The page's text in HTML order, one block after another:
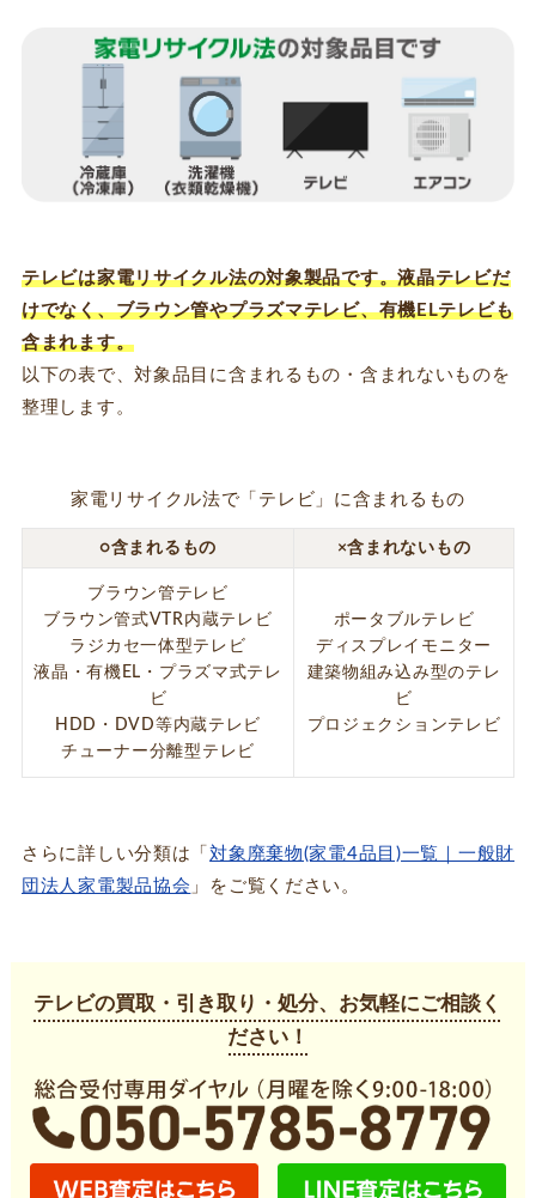
テレビは家電リサイクル法の対象製品です。液晶テレビだ
けでなく、ブラウン管やプラズマテレビ、有機ELテレビも
含まれます。
以下の表で、対象品目に含まれるもの・含まれないものを
整理します。
家電リサイクル法で「テレビ」に含まれるもの
○含まれるもの ×含まれないもの
ブラウン管テレビ
ブラウン管式VTR内蔵テレビ
ラジカセ一体型テレビ
液晶・有機EL・プラズマ式テレ
ビ
HDD・DVD等内蔵テレビ
チューナー分離型テレビ
ポータブルテレビ
ディスプレイモニター
建築物組み込み型のテレ
ビ
プロジェクションテレビ
さらに詳しい分類は「対象廃棄物(家電4品目)一覧｜一般財
団法人家電製品協会 」をご覧ください。
テレビの買取・引き取り・処分、お気軽にご相談く
ださい！